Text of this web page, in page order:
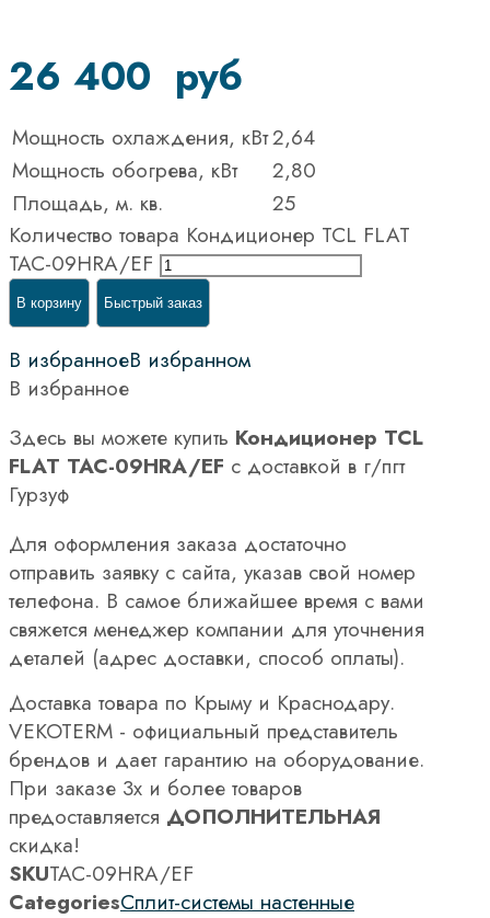
26 400 руб
Мощность охлаждения, кВт2,64
Мощность обогрева, кВт
2,80
Площадь, м. кв.
25
Количество товара Кондиционер TCL FLAT
TAC-09HRA/EF
В корзину Быстрый заказ
В избранноеВ избранном
В избранное
Здесь вы можете купить Кондиционер TCL
FLAT TAC-09HRA/EF с доставкой в г/пгт
Гурзуф
Для оформления заказа достаточно
отправить заявку с сайта, указав свой номер
телефона. В самое ближайшее время с вами
свяжется менеджер компании для уточнения
деталей (адрес доставки, способ оплаты).
Доставка товара по Крыму и Краснодару.
VEKOTERM - официальный представитель
брендов и дает гарантию на оборудование.
При заказе 3х и более товаров
предоставляется ДОПОЛНИТЕЛЬНАЯ
скидка!
SKUTAC-09HRA/EF
CategoriesСплит-системы настенные